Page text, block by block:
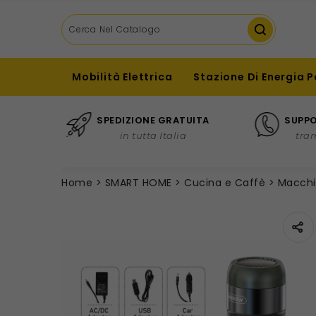
Mobilità Elettrica Stazione Di Energia
SPEDIZIONE GRATUITA
in tutta Italia
Home SMART HOME Cucina e Caffè